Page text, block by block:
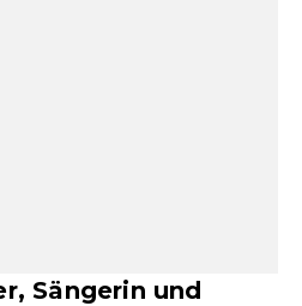
Sängerin und